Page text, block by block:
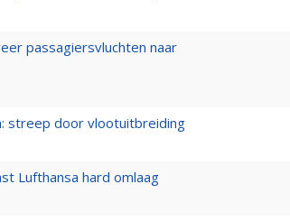
passagiersvluchten naar
streep door vlootuitbreiding
Lufthansa hard omlaag